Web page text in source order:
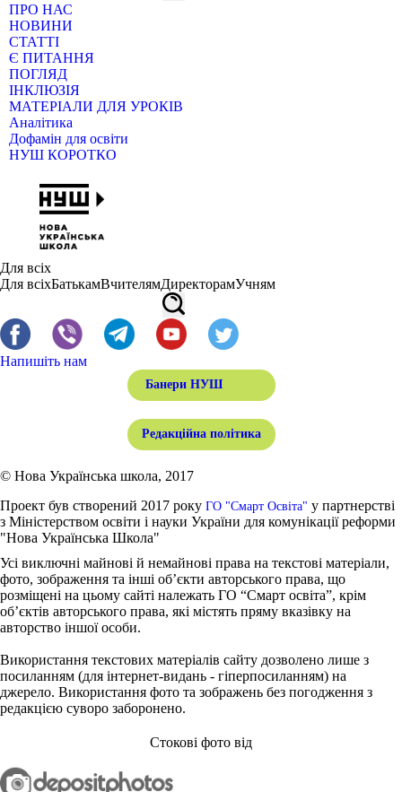
ПРО НАС
НОВИНИ
СТАТТІ
Є ПИТАННЯ
ПОГЛЯД
ІНКЛЮЗІЯ
МАТЕРІАЛИ ДЛЯ УРОКІВ
Аналітика
Дофамін для освіти
НУШ КОРОТКО
Для всіх
Для всіхБатькамВчителямДиректорамУчням
Напишіть нам
Банери НУШ
Редакційна політика
© Нова Українська школа, 2017
Проект був створений 2017 року ГО "Смарт Освіта" у партнерстві
з Міністерством освіти і науки України для комунікації реформи
"Нова Українська Школа"
Усі виключні майнові й немайнові права на текстові матеріали,
фото, зображення та інші об’єкти авторського права, що
розміщені на цьому сайті належать ГО “Смарт освіта”, крім
об’єктів авторського права, які містять пряму вказівку на
авторство іншої особи.
Використання текстових матеріалів сайту дозволено лише з
посиланням (для інтернет-видань - гіперпосиланням) на
джерело. Використання фото та зображень без погодження з
редакцією суворо заборонено.
Стокові фото від